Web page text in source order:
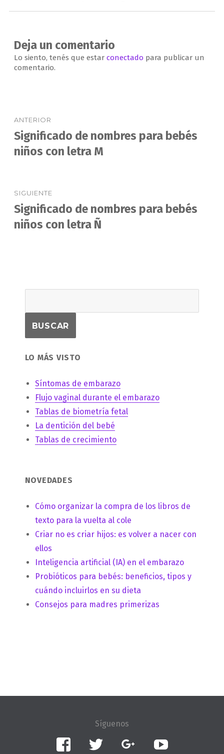
Deja un comentario
Lo siento, tenés que estar conectado para publicar un
comentario.
de
entradas
ANTERIOR
Entrada
anterior:
Significado de nombres para bebés
niños con letra M
SIGUIENTE
Entrada
siguiente:
Significado de nombres para bebés
niños con letra Ñ
LO MÁS VISTO
Síntomas de embarazo
Flujo vaginal durante el embarazo
Tablas de biometría fetal
La dentición del bebé
Tablas de crecimiento
NOVEDADES
Cómo organizar la compra de los libros de
texto para la vuelta al cole
Criar no es criar hijos: es volver a nacer con
ellos
Inteligencia artificial (IA) en el embarazo
Probióticos para bebés: beneficios, tipos y
cuándo incluirlos en su dieta
Consejos para madres primerizas
Facebook Twitter Google+